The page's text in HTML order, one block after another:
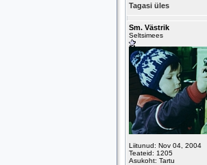
Tagasi üles
Sm. Västrik
Seltsimees
Liitunud: Nov 04, 2004
Teateid: 1205
Asukoht: Tartu